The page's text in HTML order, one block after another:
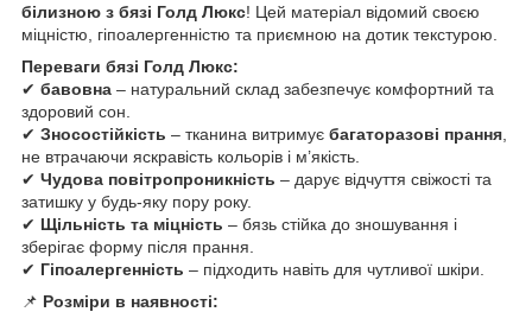
білизною з бязі Голд Люкс! Цей матеріал відомий своєю
міцністю, гіпоалергенністю та приємною на дотик текстурою.
Переваги бязі Голд Люкс:
✔ бавовна – натуральний склад забезпечує комфортний та
здоровий сон.
✔ Зносостійкість – тканина витримує багаторазові прання
не втрачаючи яскравість кольорів і м’якість.
✔ Чудова повітропроникність – дарує відчуття свіжості та
затишку у будь-яку пору року.
✔ Щільність та міцність – бязь стійка до зношування і
зберігає форму після прання.
✔ Гіпоалергенність – підходить навіть для чутливої шкіри.
📌 Розміри в наявності: